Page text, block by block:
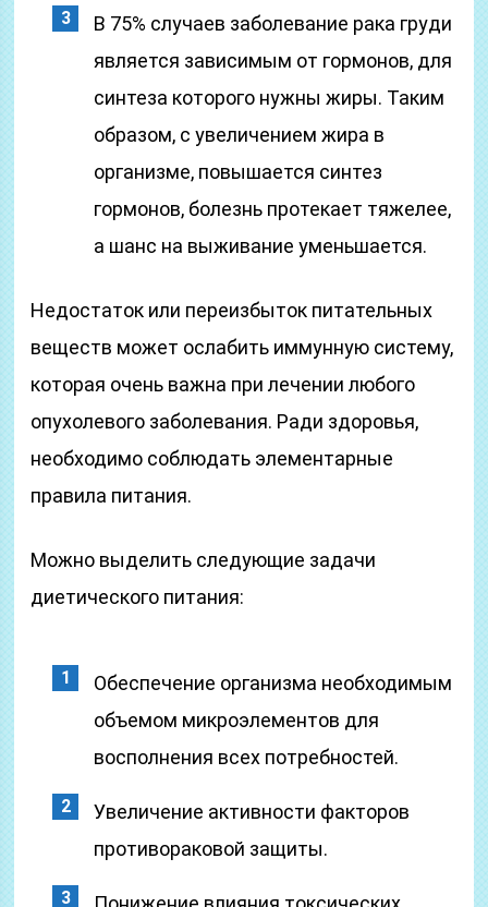
В 75% случаев заболевание рака груди
является зависимым от гормонов, для
синтеза которого нужны жиры. Таким
образом, с увеличением жира в
организме, повышается синтез
гормонов, болезнь протекает тяжелее,
а шанс на выживание уменьшается.
Недостаток или переизбыток питательных
веществ может ослабить иммунную систему,
которая очень важна при лечении любого
опухолевого заболевания. Ради здоровья,
необходимо соблюдать элементарные
правила питания.
Можно выделить следующие задачи
диетического питания:
Обеспечение организма необходимым
объемом микроэлементов для
восполнения всех потребностей.
Увеличение активности факторов
противораковой защиты.